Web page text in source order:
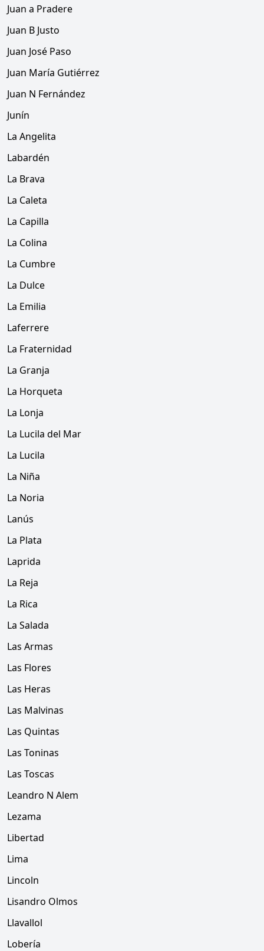
Juan a Pradere
Juan B Justo
Juan José Paso
Juan María Gutiérrez
Juan N Fernández
Junín
La Angelita
Labardén
La Brava
La Caleta
La Capilla
La Colina
La Cumbre
La Dulce
La Emilia
Laferrere
La Fraternidad
La Granja
La Horqueta
La Lonja
La Lucila del Mar
La Lucila
La Niña
La Noria
Lanús
La Plata
Laprida
La Reja
La Rica
La Salada
Las Armas
Las Flores
Las Heras
Las Malvinas
Las Quintas
Las Toninas
Las Toscas
Leandro N Alem
Lezama
Libertad
Lima
Lincoln
Lisandro Olmos
Llavallol
Lobería